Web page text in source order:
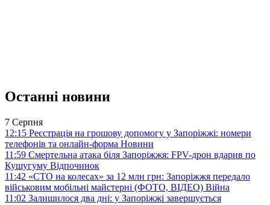
Останні новини
7 Серпня
12:15 Реєстрація на грошову допомогу у Запоріжжі: номери
телефонів та онлайн-форма Новини
11:59 Смертельна атака біля Запоріжжя: FPV-дрон вдарив по
Кушугуму Відпочинок
11:42 «СТО на колесах» за 12 млн грн: Запоріжжя передало
військовим мобільні майстерні (ФОТО, ВІДЕО) Війна
11:02 Залишилося два дні: у Запоріжжі завершується